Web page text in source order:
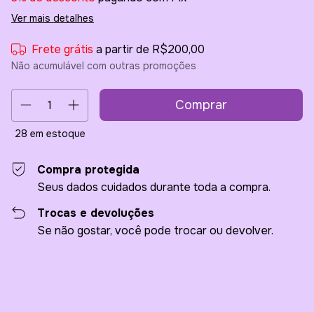
Ver mais detalhes
Frete grátis a partir de R$200,00
Não acumulável com outras promoções
28 em estoque
Compra protegida
Seus dados cuidados durante toda a compra.
Trocas e devoluções
Se não gostar, você pode trocar ou devolver.